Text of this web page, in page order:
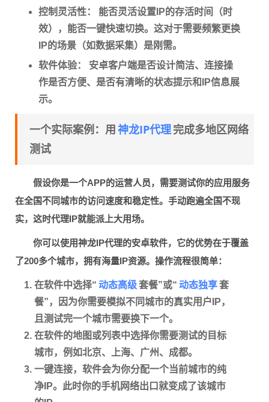
控制灵活性：
能否灵活设置IP的存活时间（时
效），能否一键快速切换。这对于需要频繁更换
IP的场景（如数据采集）是刚需。
软件体验：
安卓客户端是否设计简洁、连接操
作是否方便、是否有清晰的状态提示和IP信息展
示。
一个实际案例：用 神龙IP代理 完成多地区网络
测试
假设你是一个APP的运营人员，需要测试你的应用服务
在全国不同城市的访问速度和稳定性。手动跑遍全国不现
实，这时代理IP就能派上大用场。
你可以使用神龙IP代理的安卓软件，它的优势在于覆盖
了200多个城市，拥有海量IP资源。操作流程很简单：
在软件中选择“ 动态高级套餐”或“ 动态独享套
餐”，因为你需要模拟不同城市的真实用户IP，
且测试完一个城市需要换下一个。
在软件的地图或列表中选择你需要测试的目标
城市，例如北京、上海、广州、成都。
一键连接，软件会为你分配一个当前城市的纯
净IP。此时你的手机网络出口就变成了该城市